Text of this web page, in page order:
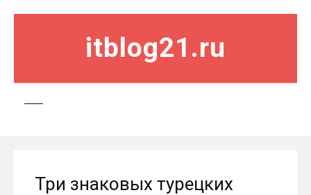
itblog21.ru
Три знаковых турецких